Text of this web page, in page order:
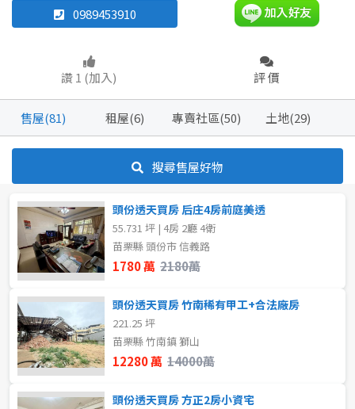
華廈 農舍 其他
不拘
20坪以下
20~30 坪 30~40 坪
50~60 坪
60~70 坪 70~80 坪
80坪以上
~ 坪
樓層
不拘
1樓
廠房
不拘
20坪以下
20~30 坪 80坪以上
樓層
不拘
3樓
11~20樓
~ 樓
0989453910
讚 1 (加入) 評 價
售屋(81) 租屋(6) 專賣社區(50) 土地(29)
搜尋售屋好物
頭份透天買房 后庄4房前庭美透
55.731 坪 | 4房 2廳 4衛
苗栗縣 頭份市 信義路
1780 萬 2180萬
頭份透天買房 竹南稀有甲工+合法廠房
221.25 坪
苗栗縣 竹南鎮 獅山
12280 萬 14000萬
頭份透天買房 方正2房小資宅